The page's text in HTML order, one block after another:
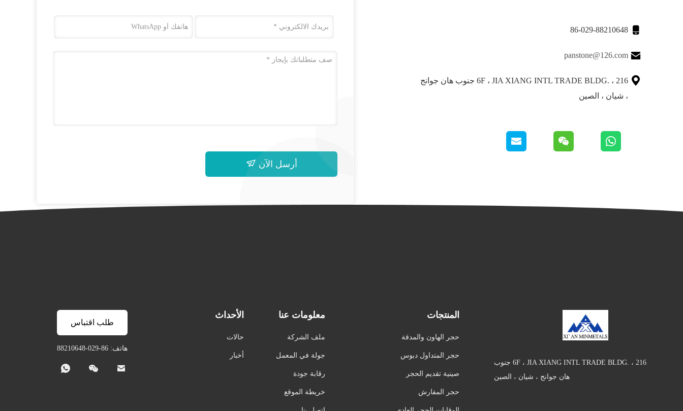

86-029-88210648

panstone@126.com

6F ، JIA XIANG INTL TRADE BLDG. ، 216 جنوب هان جوانج
، شيان ، الصين
أرسل الآن
6F ، JIA XIANG INTL TRADE BLDG. ، 216 جنوب
هان جوانج ، شيان ، الصين
المنتجات
حجر الهاون والمدقة
حجر المتداول دبوس
صينية تقديم الحجر
حجر المفارش
معلومات عنا
ملف الشركة
جولة في المعمل
رقابة جودة
خريطة الموقع
الأحداث
حالات
أخبار
طلب اقتباس
هاتف: 86-029-88210648
  